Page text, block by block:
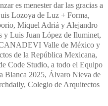
es menester dar las gracias a
Lozoya de Luz + Forma,
Miquel Adriá y Alejandro
y Luis Juan López de Iluminet,
Valle de México y
de la República Mexicana,
Code Studio, a todo el Equipo
Blanca 2025, Álvaro Nieva de
Colegio de Arquitectos